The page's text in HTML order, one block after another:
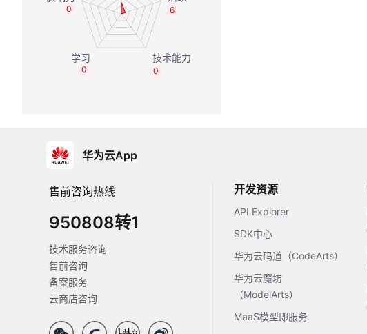
6
0
0
0
华为云App
售前咨询热线
950808转1
技术服务咨询
售前咨询
备案服务
云商店咨询
开发资源
API Explorer
SDK中心
华为云码道（CodeArts）
华为云魔坊
（ModelArts）
MaaS模型即服务